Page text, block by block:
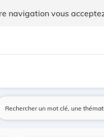
navigation vous